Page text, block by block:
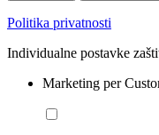
Politika privatnosti
Individualne postavke
Marketing per